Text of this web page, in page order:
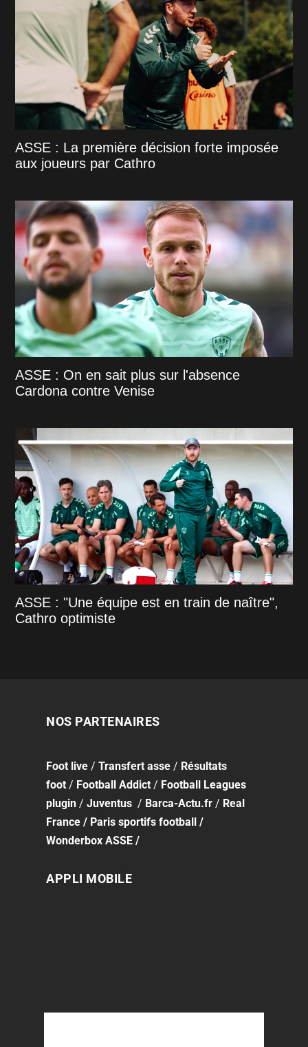
ASSE : La première décision forte imposée
aux joueurs par Cathro
ASSE : On en sait plus sur l'absence
Cardona contre Venise
ASSE : "Une équipe est en train de naître",
Cathro optimiste
NOS PARTENAIRES
Foot live /Transfert asse / Résultats
foot / Football Addict / Football Leagues
plugin /Juventus / Barca-Actu.fr / Real
France / Paris sportifs football /
Wonderbox ASSE /
APPLI MOBILE